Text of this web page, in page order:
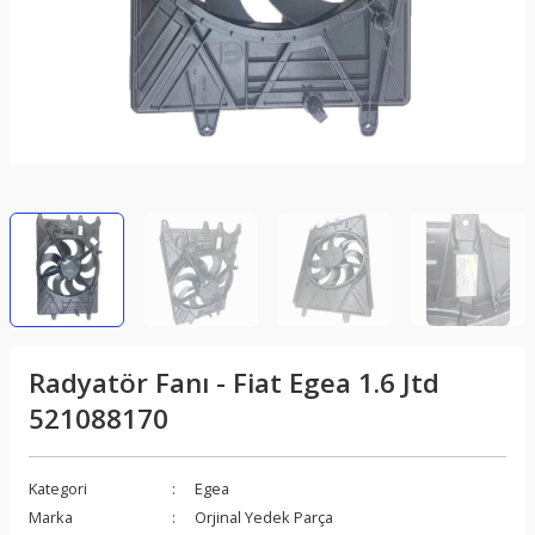
Radyatör Fanı - Fiat Egea 1.6 Jtd
521088170
Kategori
Egea
Marka
Orjinal Yedek Parça